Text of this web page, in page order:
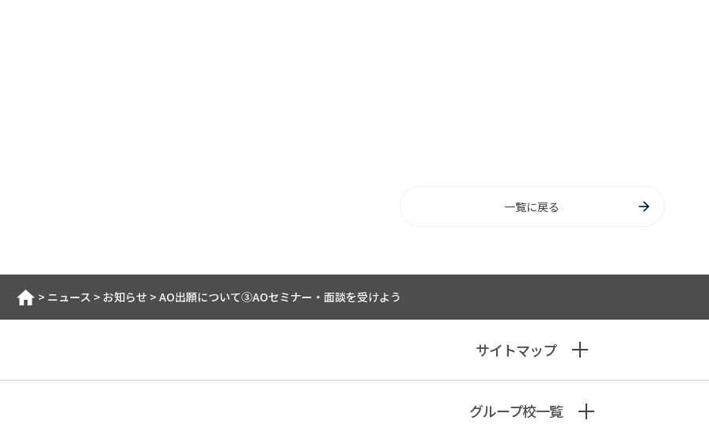
一覧に戻る
ホーム
> ニュース > お知らせ > AO出願について③AOセミナー・面談を受けよう
サイトマップ
グループ校一覧